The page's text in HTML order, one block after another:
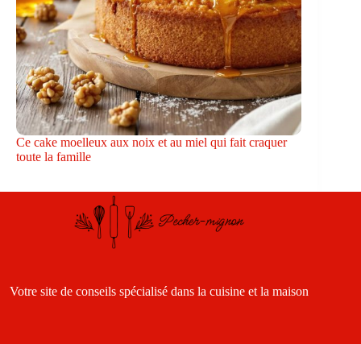
Ce cake moelleux aux noix et au miel qui fait craquer
toute la famille
Votre site de conseils spécialisé dans la cuisine et la maison